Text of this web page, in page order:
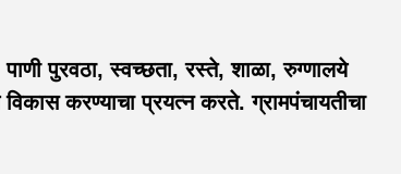
पुरवठा, स्वच्छता, रस्ते, शाळा, रुग्णालये
करण्याचा प्रयत्न करते. ग्रामपंचायतीचा